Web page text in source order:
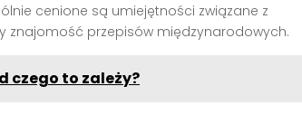
cenione są umiejętności związane z
znajomość przepisów międzynarodowych.
czego to zależy?